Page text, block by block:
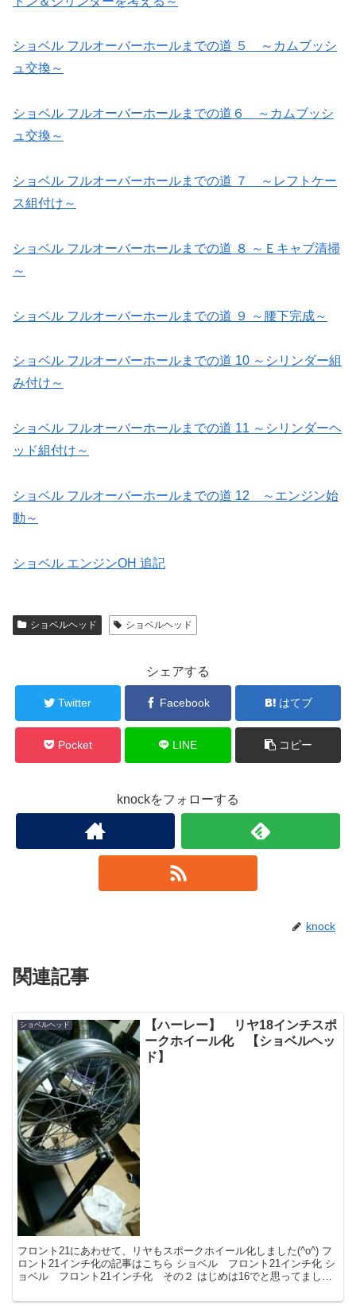
ショベル フルオーバーホールまでの道 ５ ～カムブッシ
ュ交換～
ショベル フルオーバーホールまでの道６ ～カムブッシ
ュ交換～
ショベル フルオーバーホールまでの道 ７ ～レフトケー
ス組付け～
ショベル フルオーバーホールまでの道 ８ ～Ｅキャブ清掃
～
ショベル フルオーバーホールまでの道 ９ ～腰下完成～
ショベル フルオーバーホールまでの道 10 ～シリンダー組
み付け～
ショベル フルオーバーホールまでの道 11 ～シリンダーヘ
ッド組付け～
ショベル フルオーバーホールまでの道 12 ～エンジン始
動～
ショベル エンジンOH 追記
ショベルヘッド ショベルヘッド
シェアする
Twitter Facebook はてブ
Pocket LINE コピー
knockをフォローする
knock
関連記事
ショベルヘッド
【ハーレー】 リヤ18インチスポ
ークホイール化 【ショベルヘッ
ド】
フロント21にあわせて、リヤもスポークホイール化しました(^o^) フ
ロント21インチ化の記事はこちら ショベル フロント21インチ化 シ
ョベル フロント21インチ化 その２ はじめは16でと思ってまし